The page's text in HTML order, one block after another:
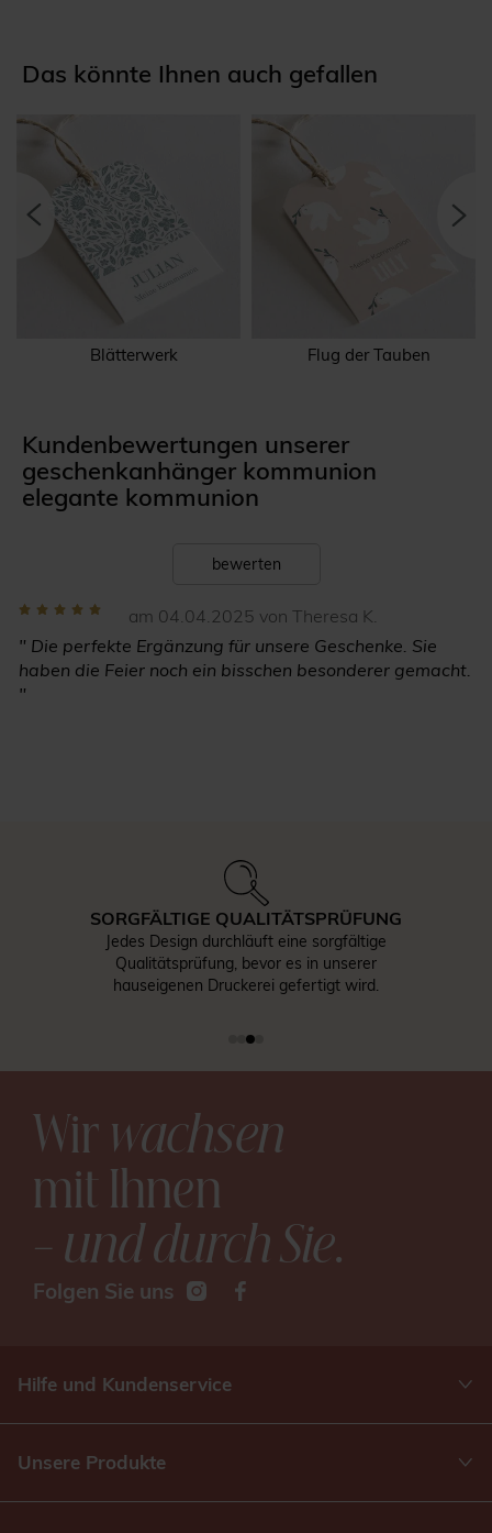
Das könnte Ihnen auch gefallen
Blätterwerk Flug der Tauben
Kundenbewertungen unserer
geschenkanhänger kommunion
elegante kommunion
bewerten
am 04.04.2025 von Theresa K.
" Die perfekte Ergänzung für unsere Geschenke. Sie
haben die Feier noch ein bisschen besonderer gemacht.
"
SORGFÄLTIGE QUALITÄTSPRÜFUNG
Jedes Design durchläuft eine sorgfältige
Qualitätsprüfung, bevor es in unserer
hauseigenen Druckerei gefertigt wird.
Wirwachsen
mit Ihnen
– und durch Sie.
Folgen Sie uns
Hilfe und Kundenservice
Unsere Produkte